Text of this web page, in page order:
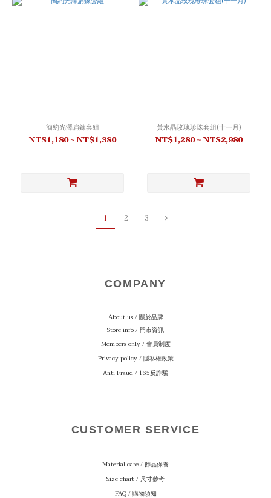
簡約光澤扁鍊套組
NT$1,180 ~ NT$1,380
黃水晶玫瑰珍珠套組(十一月)
NT$1,280 ~ NT$2,980
1 2 3
COMPANY
About us / 關於品牌
Store info / 門市資訊
Members only / 會員制度
Privacy policy / 隱私權政策
Anti Fraud / 165反詐騙
CUSTOMER SERVICE
Material care/ 飾品保養
Size chart / 尺寸參考
FAQ / 購物須知